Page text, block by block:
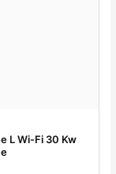
L Wi-Fi 30 Kw